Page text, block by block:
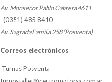
Av. Monseñor Pablo Cabrera 4611
(0351) 485 8410
Av. Sagrada Familia 258 (Posventa)
Correos electrónicos
Turnos Posventa